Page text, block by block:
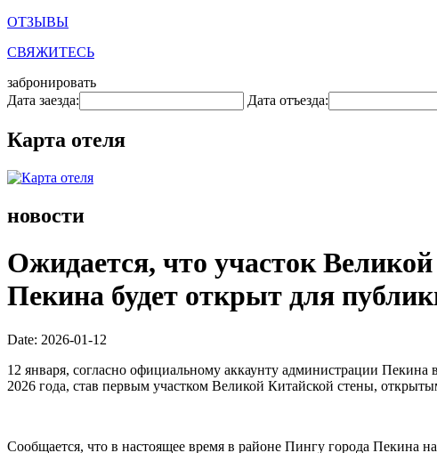
ОТЗЫВЫ
СВЯЖИТЕСЬ
забронировать
Дата заезда:
Дата отъезда:
Карта отеля
новости
Ожидается, что участок
Пекина будет открыт для
Date: 2026-01-12
12 января, согласно официальному аккаунту администрации
2026 года, став первым участком Великой Китайской стены,
Сообщается, что в настоящее время в районе Пингу города Пекина